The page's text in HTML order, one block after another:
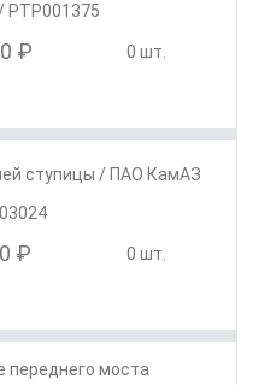
РТР001375
₽ 0 шт.
ступицы / ПАО КамАЗ
₽ 0 шт.
переднего моста